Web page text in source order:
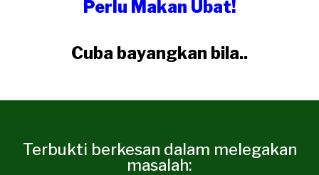
Perlu Makan Ubat!
Cuba bayangkan bila..
Terbukti berkesan dalam melegakan
masalah: